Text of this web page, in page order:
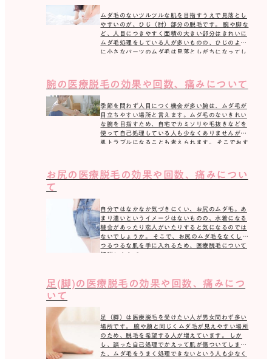
ムダ毛のないツルツルな肌を目指すうえで見落とし
やすいのが、ひじ（肘）部分の脱毛です。 腕や脚な
ど、人目につきやすく面積の大きい部分はきれいに
ムダ毛処理をしている人が多いものの、ひじのよう
に小さなパーツのムダ毛は見落としがちになってし
腕の医療脱毛の効果や回数、痛みについて
季節を問わず人目につく機会が多い腕は、ムダ毛が
目立ちやすい場所と言えます。ムダ毛のないきれい
な腕を目指すため、自宅でカミソリや毛抜きなどを
使って自己処理している人も少なくありませんが、
肌トラブルになることも考えられます。 そこでおす
お尻の医療脱毛の効果や回数、痛みについ
て
自分ではなかなか気づきにくい、お尻のムダ毛。あ
まり濃いというイメージはないものの、水着になる
機会があったり恋人がいたりすると気になるのでは
ないでしょうか。 そこで、お尻のムダ毛をなくして
つるつるな肌を手に入れるため、医療脱毛について
解説しま […]
足(脚)の医療脱毛の効果や回数、痛みにつ
いて
足（脚）は医療脱毛を受けたい人が男女問わず多い
場所です。 腕や顔と同じくムダ毛が見えやすい場所
のため、脱毛を希望する人が増えています。 しか
し、誤った自己処理でかえって肌が傷ついてしまっ
た、ムダ毛をうまく処理できないという人も少なく